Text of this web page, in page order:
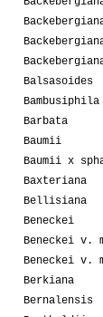
Balsasoides
Barbata
Baumii
Baumii x
Baxteriana
Bellisiana
Beneckei
Beneckei v.
Beneckei v.
Berkiana
Bernalensis